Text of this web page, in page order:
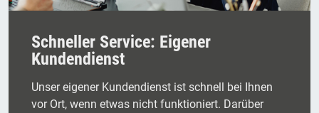
Schneller Service: Eigener
Kundendienst
Unser eigener Kundendienst ist schnell bei Ihnen
vor Ort, wenn etwas nicht funktioniert. Darüber